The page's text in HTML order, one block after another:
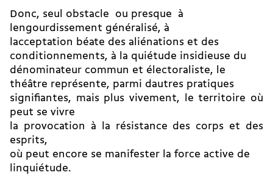
Donc, seul obstacle  ou presque  à
lengourdissement généralisé, à
lacceptation béate des aliénations et des
conditionnements, à la quiétude insidieuse du
dénominateur commun et électoraliste, le
théâtre représente, parmi dautres pratiques
signifiantes, mais plus vivement, le territoire où
peut se vivre
la provocation à la résistance des corps et des
esprits,
où peut encore se manifester la force active de
linquiétude.